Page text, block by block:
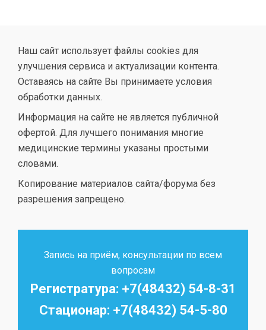
Наш сайт использует файлы cookies для
улучшения сервиса и актуализации контента.
Оставаясь на сайте Вы принимаете условия
обработки данных.
Информация на сайте не является публичной
офертой. Для лучшего понимания многие
медицинские термины указаны простыми
словами.
Копирование материалов сайта/форума без
разрешения запрещено.
Запись на приём, консультации по всем
вопросам
Регистратура: +7(48432) 54-8-31
Стационар: +7(48432) 54-5-80